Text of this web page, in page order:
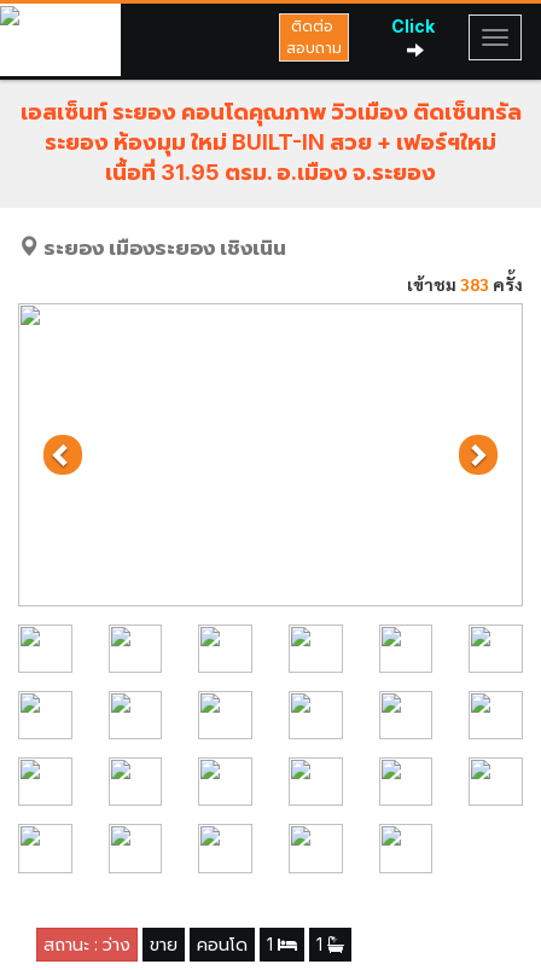
Click
ติดต่อ
สอบถาม
เอสเซ็นท์ ระยอง คอนโดคุณภาพ วิวเมือง ติดเซ็นทรัล
ระยอง ห้องมุม ใหม่ BUILT-IN สวย + เฟอร์ฯใหม่
เนื้อที่ 31.95 ตรม. อ.เมือง จ.ระยอง
ระยอง เมืองระยอง เชิงเนิน
เข้าชม 383 ครั้ง
สถานะ : ว่าง ขาย คอนโด 1 1